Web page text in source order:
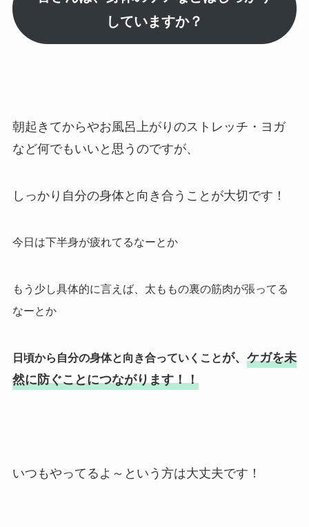
していますか？
朝起きてからやお風呂上がりのストレッチ・ヨガ
など何でもいいと思うのですが、
しっかり自分の身体と向き合うことが大切です！
今日は下半身が疲れてるなーとか
もう少し具体的に言えば、太ももの裏の筋肉が張ってる
なーとか
日頃から自分の身体と向き合っていくことが、 ケガを未
然に防ぐことにつながります！！
いつもやってるよ～という方は大丈夫です！